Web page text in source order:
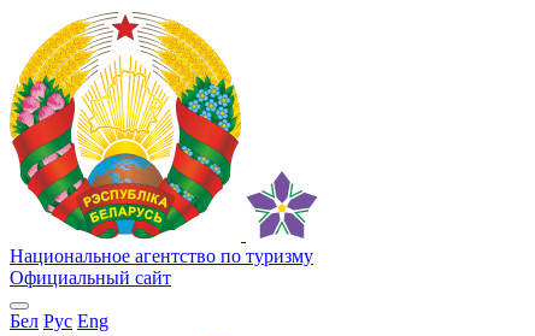
Национальное агентство по туризму
Официальный сайт
Бел Рус Eng